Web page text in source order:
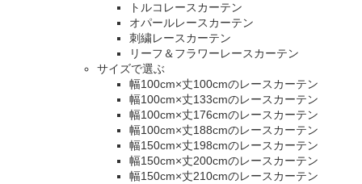
トルコレースカーテン
オパールレースカーテン
刺繍レースカーテン
リーフ＆フラワーレースカーテン
サイズで選ぶ
幅100cm×丈100cmのレースカーテン
幅100cm×丈133cmのレースカーテン
幅100cm×丈176cmのレースカーテン
幅100cm×丈188cmのレースカーテン
幅150cm×丈198cmのレースカーテン
幅150cm×丈200cmのレースカーテン
幅150cm×丈210cmのレースカーテン